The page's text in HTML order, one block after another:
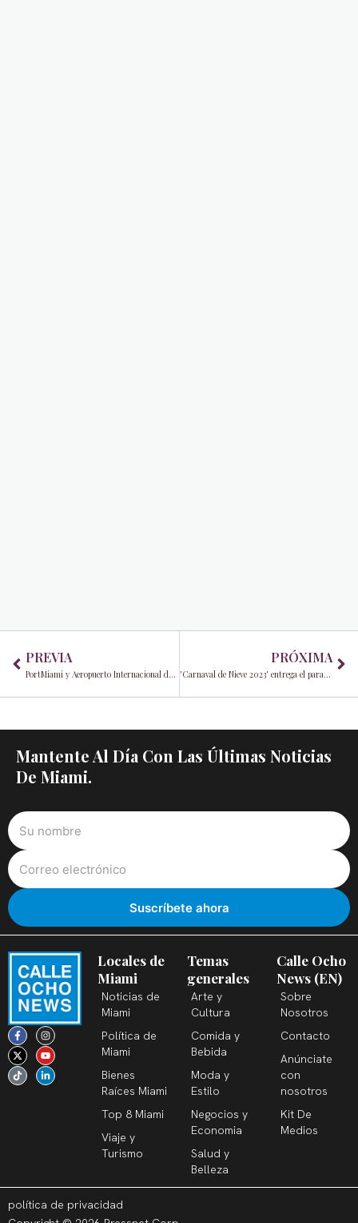
PREVIA
PortMiami y Aeropuerto Internacional de Miami baten récords a medida que se elevan a nuevas alturas
PRÓXIMA
'Carnaval de Nieve 2023' entrega el paraíso invernal a el Centro Comercial de Aventura
Mantente Al Día Con Las Últimas Noticias
De Miami.
F
a
c
e
b
o
o
I
n
s
t
a
g
r
X
-
t
w
i
t
t
Y
o
u
t
u
b
e
T
i
k
t
o
k
L
i
n
k
e
d
i
Locales de
Miami
Noticias de
Miami
Política de
Miami
Bienes
Raíces Miami
Top 8 Miami
Viaje y
Turismo
Temas
generales
Arte y
Cultura
Comida y
Bebida
Moda y
Estilo
Negocios y
Economia
Salud y
Belleza
Calle Ocho
News (EN)
Sobre
Nosotros
Contacto
Anúnciate
con
nosotros
Kit De
Medios
política de privacidad